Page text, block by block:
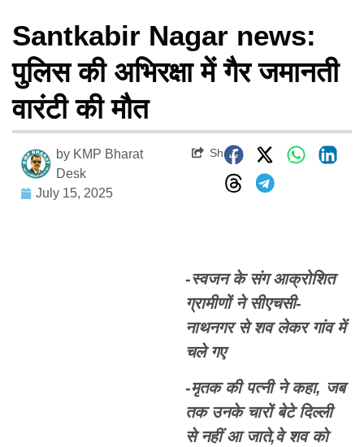
Santkabir Nagar news:
पुलिस की अभिरक्षा में गैर जमानती
वारंटी की मौत
by KMP Bharat
Desk
July 15, 2025
Share
-स्वजन के संग आक्रोशित
ग्रामीणों ने सीएचसी-
नाथनगर से शव लेकर गांव में
चले गए
-मृतक की पत्नी ने कहा, जब
तक उनके चारों बेटे दिल्ली
से नहीं आ जाते,वे शव काे